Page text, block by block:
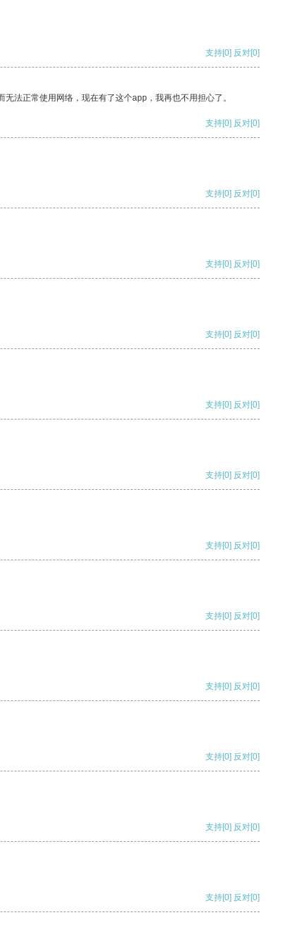
支持[0] 反对[0]
法正常使用网络，现在有了这个app，我再也不用担心了。
支持[0] 反对[0]
支持[0] 反对[0]
支持[0] 反对[0]
支持[0] 反对[0]
支持[0] 反对[0]
支持[0] 反对[0]
支持[0] 反对[0]
支持[0] 反对[0]
支持[0] 反对[0]
支持[0] 反对[0]
支持[0] 反对[0]
支持[0] 反对[0]